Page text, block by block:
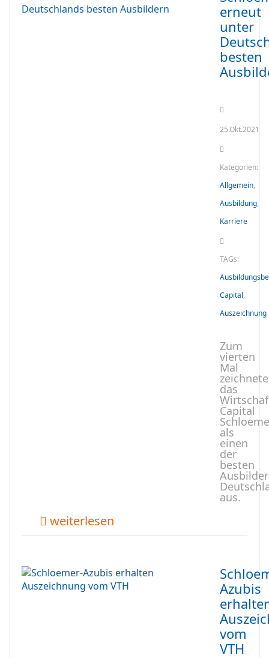
erneut
unter
besten
25.Okt.2021
Kategorien:
Allgemein,
Ausbildung,
Karriere
TAGs:
Capital,
Auszeichnung
Zum
vierten
Mal
zeichnete
das
Capital
als
einen
der
besten
Ausbilder
aus.
weiterlesen
Azubis
vom
VTH